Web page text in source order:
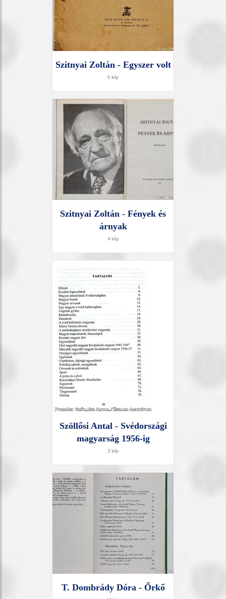
Szitnyai Zoltán - Egyszer volt
6 kép
Szitnyai Zoltán - Fények és
árnyak
4 kép
Szöllősi Antal - Svédországi
magyarság 1956-ig
3 kép
T. Dombrády Dóra - Őrkő